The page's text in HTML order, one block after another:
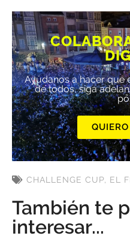
Ayúdanos a hacer que
de todos, siga
CHALLENGE CUP, EL
También te
interesar...